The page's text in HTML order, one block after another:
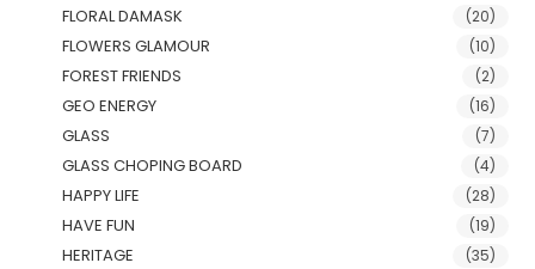
FLORAL DAMASK (20)
FLOWERS GLAMOUR (10)
FOREST FRIENDS (2)
GEO ENERGY (16)
GLASS (7)
GLASS CHOPING BOARD (4)
HAPPY LIFE (28)
HAVE FUN (19)
HERITAGE (35)